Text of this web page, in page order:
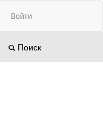
Войти
Поиск